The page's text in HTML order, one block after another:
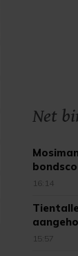
Net
16:14
Den Haag
15:57